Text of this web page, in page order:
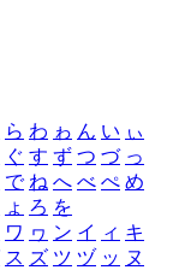
ら わ ゎ ん い ぃ
ぐ す ず つ づ っ
で ね へ べ ぺ め
ょ ろ を
ワ ヮ ン イ ィ キ
ス ズ ツ ヅ ッ ヌ